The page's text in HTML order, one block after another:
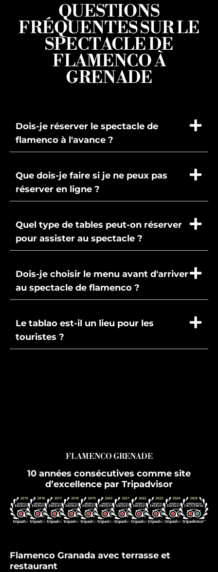
QUESTIONS
FRÉQUENTES SUR LE
SPECTACLE DE
FLAMENCO À
GRENADE
Dois-je réserver le spectacle de
flamenco à l'avance ?
Que dois-je faire si je ne peux pas
réserver en ligne ?
Quel type de tables peut-on réserver
pour assister au spectacle ?
Dois-je choisir le menu avant d'arriver
au spectacle de flamenco ?
Le tablao est-il un lieu pour les
touristes ?
FLAMENCO GRENADE
10 années consécutives comme site
d’excellence par Tripadvisor
Flamenco Granada avec terrasse et
restaurant